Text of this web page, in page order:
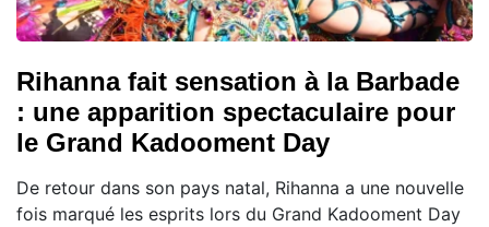
Rihanna fait sensation à la Barbade
: une apparition spectaculaire pour
le Grand Kadooment Day
De retour dans son pays natal, Rihanna a une nouvelle
fois marqué les esprits lors du Grand Kadooment Day